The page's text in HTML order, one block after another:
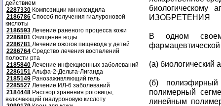
действием
2287330 Композиции миноксидила
2186786 Способ получения гиалуроновой
кислоты
2186593 Лечение раненого процесса кожи
2286801 Очищение воды
2286781 Лечение ожогов пищевода у детей
2286764 Средство лечения воспалений
полости рта
2185840 Лечение инфекционных заболеваний
2286151 Альфа-2-Дельта-Лиганда
2185149 Ранозаживляющий гель
2285527 Лечение ИЛ-6 заболеваний
2184448 Раствор хранения роговицы,
включающий гиалуроновую кислоту
ИЗОБРЕТЕНИЯ
В одном своем
(а) биологический
(б)
полимерный
линейным